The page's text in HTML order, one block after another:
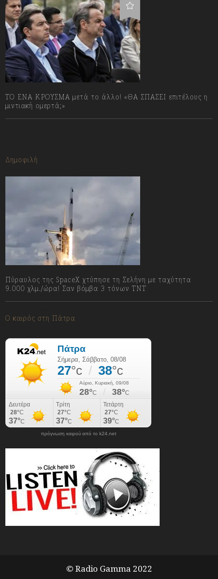
ΤΟ ΕΝΑ ΚΡΟΥΣΜΑ μετά το άλλο! «ΘΑ ΣΠΑΣΕΙ επιτέλους η
μιντιακή ομερτά;»
Δημοφιλή
Πύραυλος της SpaceX χτύπησε τη Σελήνη με ταχύτητα
9.000 χλμ./ώρα! Σαν βόμβα 3 τόνων TNT
Ο καιρός στη Πάτρα
πρόγνωση καιρού από το k24.net
© Radio Gamma 2022